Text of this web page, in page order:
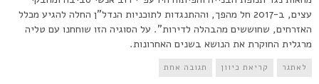
עצים, ב-2017 חל מהפך, וההתנגדות לתוכניות הנדל"ן החלה להגיע מכלל
האזרחים, שחוששים מהבהלה לדירות". על הסוגיה הזו שוחחנו עם טליה
מרגלית החוקרת את הנושא בשנים האחרונות.
לאתגר קריאת כיוון תגובה אחת